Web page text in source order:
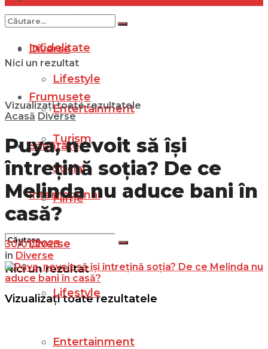
Internațional
Diverse
Lifestyle
Entertainment
Turism
Social
Filme
Nici un rezultat
Vizualizați toate rezultatele
Infidelitate
Frumusețe
Sănătate
Internațional
Diverse
Lifestyle
Entertainment
Nici un rezultat
Vizualizați toate rezultatele
Acasă Diverse
Puya, nevoit să își
întrețină soția? De ce
Melinda nu aduce bani în
casă?
30/01/2023
in Diverse